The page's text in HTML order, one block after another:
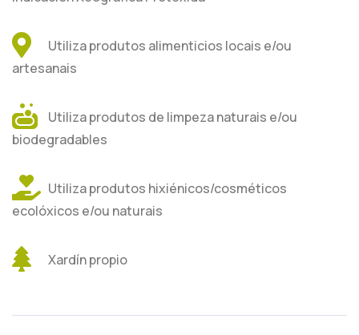
Utiliza produtos alimenticios locais e/ou
artesanais
Utiliza produtos de limpeza naturais e/ou
biodegradables
Utiliza produtos hixiénicos/cosméticos
ecolóxicos e/ou naturais
Xardín propio